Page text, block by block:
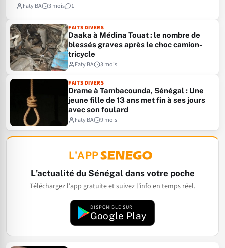
Faty BA 3 mois 1
FAITS DIVERS
Daaka à Médina Touat : le nombre de
blessés graves après le choc camion-
tricycle
Faty BA
3 mois
FAITS DIVERS
Drame à Tambacounda, Sénégal : Une
jeune fille de 13 ans met fin à ses jours
avec son foulard
Faty BA
9 mois
L'APP
L'actualité du Sénégal dans votre poche
Téléchargez l'app gratuite et suivez l'info en temps réel.
DISPONIBLE SUR
Google Play